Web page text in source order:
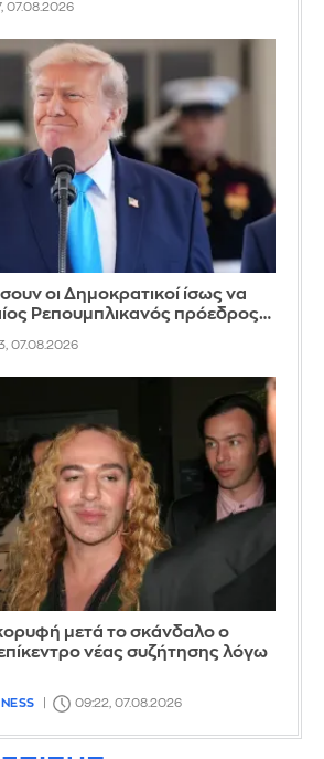
07.08.2026
οι Δημοκρατικοί ίσως να
Ρεπουμπλικανός πρόεδρος…
07.08.2026
μετά το σκάνδαλο ο
νέας συζήτησης λόγω
09:22, 07.08.2026